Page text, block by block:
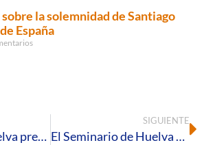
la solemnidad de Santiago
España
El Obispo de Huelva preside la celebración por los 50 años del Camino Neocatecumenal en la Diócesis
SIGUIENTE
El Seminario de Huelva acoge el VI Retiro para Matrimonios de Proyecto Amor Conyugal